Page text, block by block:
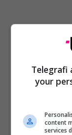
Telegrafi
your
content
services